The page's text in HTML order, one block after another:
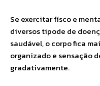
Se exercitar físco e
diversos tipode de
saudável, o corpo fica
organizado e sensação
gradativamente.